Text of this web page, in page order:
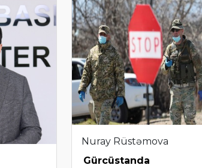
Nuray Rüstəmova
Gürcüstanda